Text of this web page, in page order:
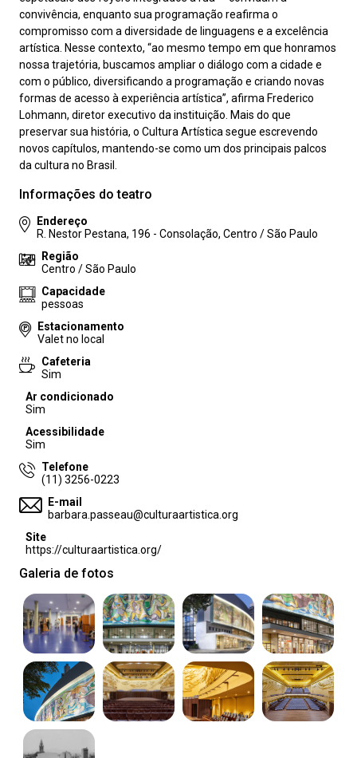
convivência, enquanto sua programação reafirma o
compromisso com a diversidade de linguagens e a excelência
artística. Nesse contexto, “ao mesmo tempo em que honramos
nossa trajetória, buscamos ampliar o diálogo com a cidade e
com o público, diversificando a programação e criando novas
formas de acesso à experiência artística”, afirma Frederico
Lohmann, diretor executivo da instituição. Mais do que
preservar sua história, o Cultura Artística segue escrevendo
novos capítulos, mantendo-se como um dos principais palcos
da cultura no Brasil.
Informações do teatro
Endereço
R. Nestor Pestana, 196 - Consolação, Centro / São Paulo
Região
Centro / São Paulo
Capacidade
pessoas
Estacionamento
Valet no local
Cafeteria
Sim
Ar condicionado
Sim
Acessibilidade
Sim
Telefone
(11) 3256-0223
E-mail
barbara.passeau@culturaartistica.org
Site
https://culturaartistica.org/
Galeria de fotos